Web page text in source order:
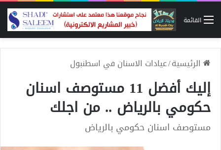
القائمة
الرئيسية/عيادات الاسنان في اسطنبول
إليك أفضل 11 مستوصف اسنان
حكومي بالرياض .. من اجلك
مستوصف اسنان حكومي بالرياض